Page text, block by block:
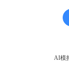
AI模